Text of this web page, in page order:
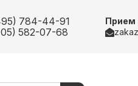
784-44-91
582-07-68
Прием